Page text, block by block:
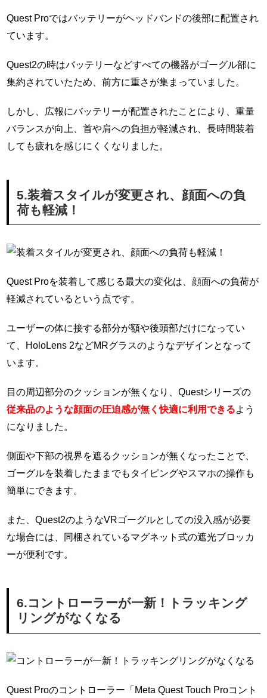
Quest Proではバッテリーがヘッドバンドの後部に配置され
ています。
Quest2の時はバッテリーなどすべての機器がゴーグル部に
集約されていたため、前方に重さが集まっていました。
しかし、広報にバッテリーが配置されたことにより、重量
バランスが向上、首や肩への負担が軽減され、長時間装着
しても疲れを感じにくくなりました。
5.装着スタイルが変更され、顔面への負
荷も軽減！
Quest Proを装着して感じる最大の変化は、顔面への負荷が
軽減されているという点です。
ユーザーの体に接する部分が額や後頭部だけになってい
て、HoloLens 2などMRグラスのようなデザインとなって
います。
目の周辺部分のクッションが無くなり、Questシリーズの
従来品のような顔面の圧迫感が無く快適に利用できるよう
になりました。
側面や下部の視界を遮るクッションが無くなったことで、
ゴーグルを装着したままでもタイピングやスマホの操作も
簡単にできます。
また、Quest2のようなVRゴーグルとしての没入感が必要
な場合には、同梱されているマグネット式の遮光ブロッカ
ーが便利です。
6.コントローラーが一新！トラッキング
リングがなくなる
Quest Proのコントローラー「Meta Quest Touch Proコント